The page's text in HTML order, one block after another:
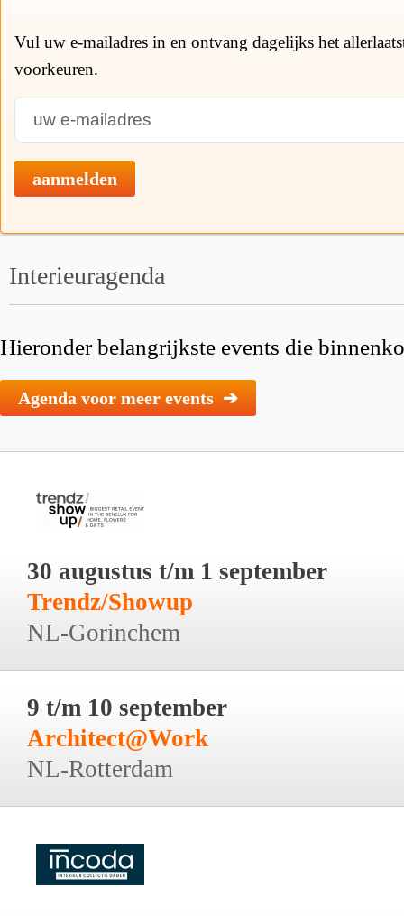
Vul uw e-mailadres in en ontvang dagelijks het
voorkeuren.
aanmelden
Interieuragenda
Hieronder belangrijkste events die
Agenda voor meer events ➔
30 augustus t/m 1 september
Trendz/Showup
NL-Gorinchem
9 t/m 10 september
Architect@Work
NL-Rotterdam